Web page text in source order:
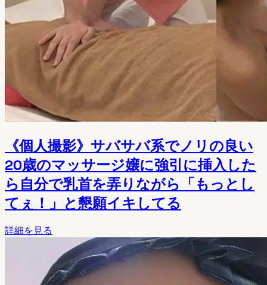
《個人撮影》サバサバ系でノリの良い
20歳のマッサージ嬢に強引に挿入した
ら自分で乳首を弄りながら「もっとし
てぇ！」と懇願イキしてる
詳細を見る